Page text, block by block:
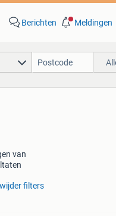
Berichten Meldingen
van
filters